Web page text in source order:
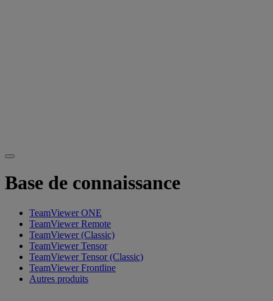
Base de connaissance
TeamViewer ONE
TeamViewer Remote
TeamViewer (Classic)
TeamViewer Tensor
TeamViewer Tensor (Classic)
TeamViewer Frontline
Autres produits